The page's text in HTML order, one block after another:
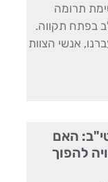
תרומה
בפתח תקווה.
אנשי הצוות
האם
להפוך